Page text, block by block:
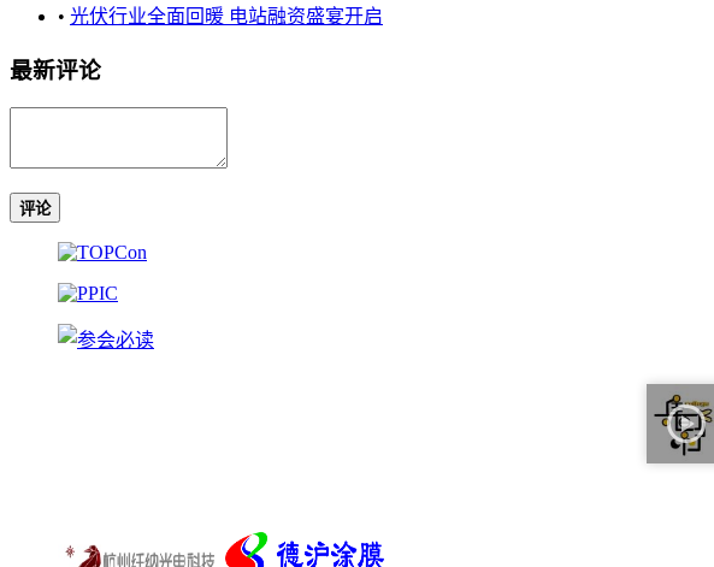
• 光伏行业全面回暖 电站融资盛宴开启
最新评论
评论